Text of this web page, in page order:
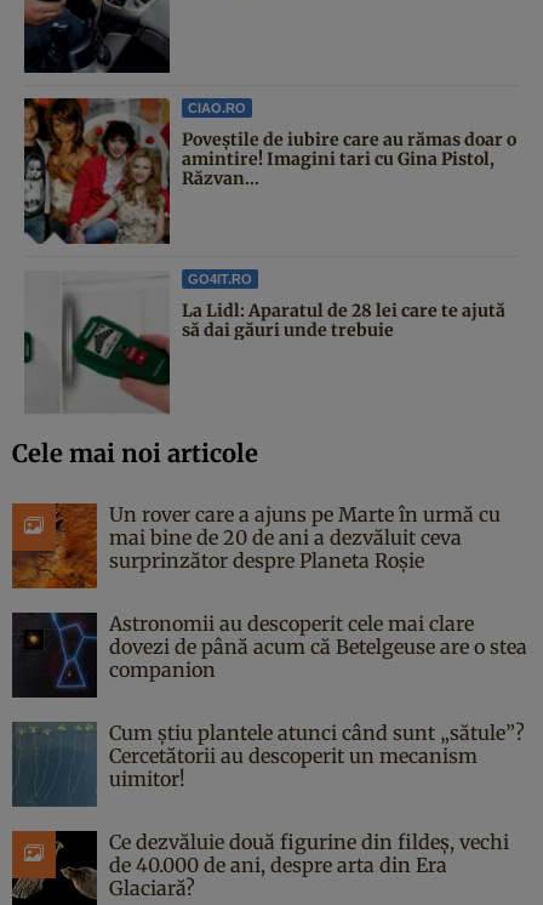
CIAO.RO
Poveştile de iubire care au rămas doar o
amintire! Imagini tari cu Gina Pistol,
Răzvan...
GO4IT.RO
La Lidl: Aparatul de 28 lei care te ajută
să dai găuri unde trebuie
Cele mai noi articole
Un rover care a ajuns pe Marte în urmă cu
mai bine de 20 de ani a dezvăluit ceva
surprinzător despre Planeta Roșie
Astronomii au descoperit cele mai clare
dovezi de până acum că Betelgeuse are o stea
companion
Cum știu plantele atunci când sunt „sătule”?
Cercetătorii au descoperit un mecanism
uimitor!
Ce dezvăluie două figurine din fildeș, vechi
de 40.000 de ani, despre arta din Era
Glaciară?